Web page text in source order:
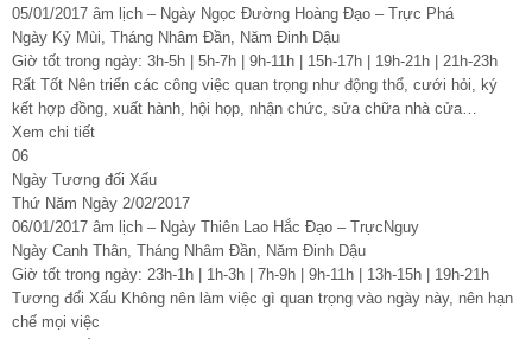
05/01/2017 âm lịch – Ngày Ngọc Đường Hoàng Đạo – Trực Phá
Ngày Kỷ Mùi, Tháng Nhâm Đần, Năm Đinh Dậu
Giờ tốt trong ngày: 3h-5h | 5h-7h | 9h-11h | 15h-17h | 19h-21h | 21h-23h
Rất Tốt Nên triển các công việc quan trọng như động thổ, cưới hỏi, ký
kết hợp đồng, xuất hành, hội họp, nhận chức, sửa chữa nhà cửa…
Xem chi tiết
06
Ngày Tương đối Xấu
Thứ Năm Ngày 2/02/2017
06/01/2017 âm lịch – Ngày Thiên Lao Hắc Đạo – TrựcNguy
Ngày Canh Thân, Tháng Nhâm Đần, Năm Đinh Dậu
Giờ tốt trong ngày: 23h-1h | 1h-3h | 7h-9h | 9h-11h | 13h-15h | 19h-21h
Tương đối Xấu Không nên làm việc gì quan trọng vào ngày này, nên hạn
chế mọi việc